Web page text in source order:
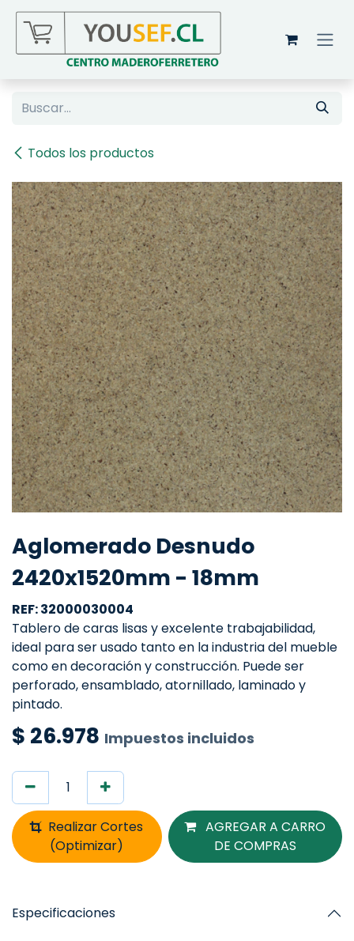
Ir al contenido
Todos los productos
Aglomerado Desnudo
2420x1520mm - 18mm
REF: 32000030004
Tablero de caras lisas y excelente trabajabilidad,
ideal para ser usado tanto en la industria del mueble
como en decoración y construcción. Puede ser
perforado, ensamblado, atornillado, laminado y
pintado.
$ 26.978 Impuestos incluidos
Realizar Cortes
(Optimizar)
AGREGAR A CARRO
DE COMPRAS
Especificaciones